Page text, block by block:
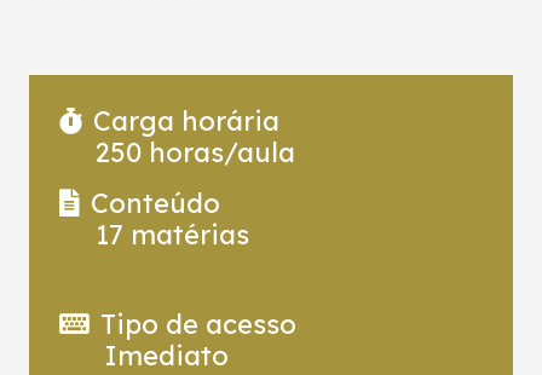
Carga horária
250 horas/aula
Conteúdo
17 matérias
Tipo de acesso
Imediato